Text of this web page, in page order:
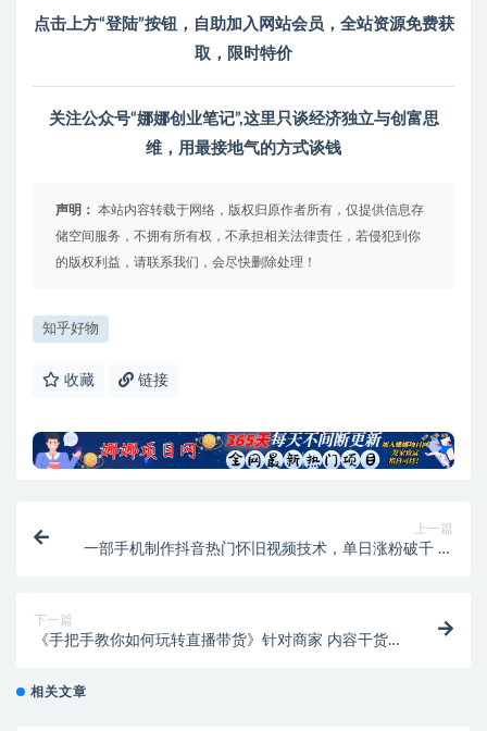
点击上方“登陆”按钮，自助加入 网站会员 ，全站资源免费获
取，限时特价
关注公众号“娜娜创业笔记”,这里只谈经济独立与创富思
维，用最接地气的方式谈钱
声明： 本站内容转载于网络，版权归原作者所有，仅提供信息存
储空间服务，不拥有所有权，不承担相关法律责任，若侵犯到你
的版权利益，请联系我们，会尽快删除处理！
知乎好物
收藏 链接
上一篇
一部手机制作抖音热门怀旧视频技术，单日涨粉破千 适
下一篇
《手把手教你如何玩转直播带货》针对商家 内容干货
相关文章